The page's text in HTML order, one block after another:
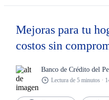
Mejoras para tu
costos sin
Banco de Crédito del
Lectura de 5 minutos ·